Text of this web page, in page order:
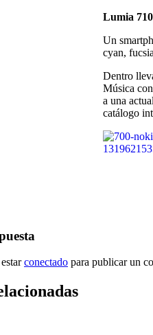
Lumia 710
Un
cyan,
Dentro
Música
a una
catálogo
conectado para publicar un